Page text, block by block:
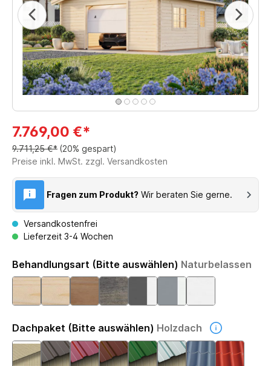
7.769,00 €*
9.711,25 €* (20% gespart)
Preise inkl. MwSt. zzgl. Versandkosten
Fragen zum Produkt? Wir beraten Sie gerne.
Versandkostenfrei
Lieferzeit 3-4 Wochen
Behandlungsart (Bitte auswählen) Naturbelassen
Dachpaket (Bitte auswählen) Holzdach